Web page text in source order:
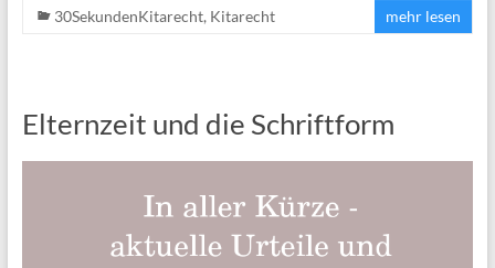
30SekundenKitarecht, Kitarecht mehr lesen
Elternzeit und die Schriftform